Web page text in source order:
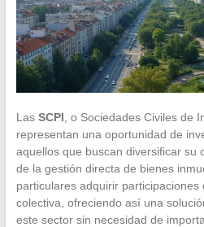
Las SCPI , o Sociedades Civiles de
representan una oportunidad de
aquellos que buscan diversificar su
de la gestión directa de bienes
particulares adquirir
colectiva, ofreciendo así una
este sector sin necesidad de